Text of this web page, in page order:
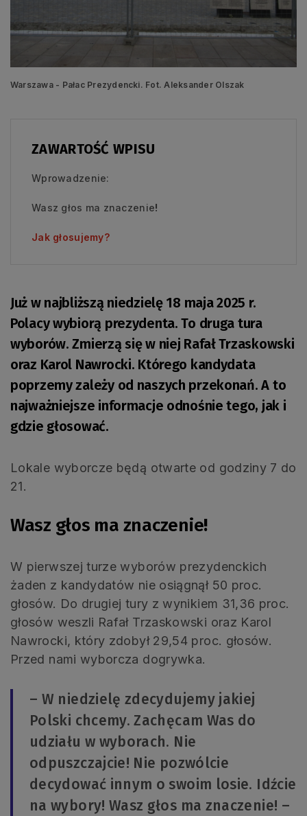
Warszawa - Pałac Prezydencki. Fot. Aleksander Olszak
ZAWARTOŚĆ WPISU
Wprowadzenie:
Wasz głos ma znaczenie!
Jak głosujemy?
Już w najbliższą niedzielę 18 maja 2025 r.
Polacy wybiorą prezydenta. To druga tura
wyborów. Zmierzą się w niej Rafał Trzaskowski
oraz Karol Nawrocki. Którego kandydata
poprzemy zależy od naszych przekonań. A to
najważniejsze informacje odnośnie tego, jak i
gdzie głosować.
Lokale wyborcze będą otwarte od godziny 7 do
21.
Wasz głos ma znaczenie!
W pierwszej turze wyborów prezydenckich
żaden z kandydatów nie osiągnął 50 proc.
głosów. Do drugiej tury z wynikiem 31,36 proc.
głosów weszli Rafał Trzaskowski oraz Karol
Nawrocki, który zdobył 29,54 proc. głosów.
Przed nami wyborcza dogrywka.
– W niedzielę zdecydujemy jakiej
Polski chcemy. Zachęcam Was do
udziału w wyborach. Nie
odpuszczajcie! Nie pozwólcie
decydować innym o swoim losie. Idźcie
na wybory! Wasz głos ma znaczenie! –